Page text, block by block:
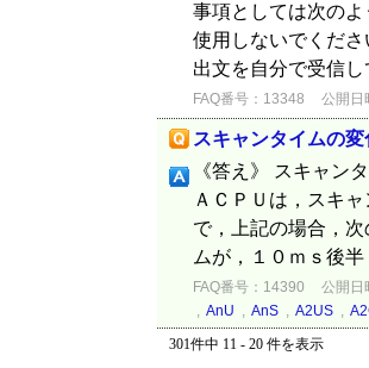
事項としては次
使用しないでくだ
出文を自分で受
FAQ番号：13348 公開日
スキャンタイムの変
《答え》 スキャン
ＡＣＰＵは，スキ
で，上記の場合，
ムが，１０ｍｓ後
FAQ番号：14390
公開日
, AnU , AnS , A2US ,
301件中 11 - 20 件を表示